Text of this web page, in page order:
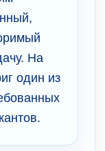
На
один из